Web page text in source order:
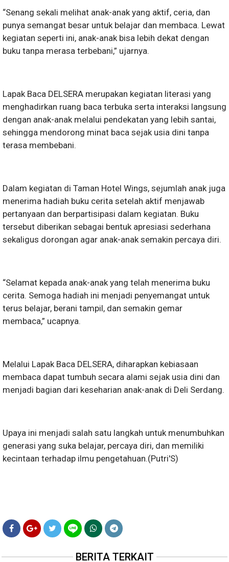
“Senang sekali melihat anak-anak yang aktif, ceria, dan
punya semangat besar untuk belajar dan membaca. Lewat
kegiatan seperti ini, anak-anak bisa lebih dekat dengan
buku tanpa merasa terbebani,” ujarnya.
Lapak Baca DELSERA merupakan kegiatan literasi yang
menghadirkan ruang baca terbuka serta interaksi langsung
dengan anak-anak melalui pendekatan yang lebih santai,
sehingga mendorong minat baca sejak usia dini tanpa
terasa membebani.
Dalam kegiatan di Taman Hotel Wings, sejumlah anak juga
menerima hadiah buku cerita setelah aktif menjawab
pertanyaan dan berpartisipasi dalam kegiatan. Buku
tersebut diberikan sebagai bentuk apresiasi sederhana
sekaligus dorongan agar anak-anak semakin percaya diri.
“Selamat kepada anak-anak yang telah menerima buku
cerita. Semoga hadiah ini menjadi penyemangat untuk
terus belajar, berani tampil, dan semakin gemar
membaca,” ucapnya.
Melalui Lapak Baca DELSERA, diharapkan kebiasaan
membaca dapat tumbuh secara alami sejak usia dini dan
menjadi bagian dari keseharian anak-anak di Deli Serdang.
Upaya ini menjadi salah satu langkah untuk menumbuhkan
generasi yang suka belajar, percaya diri, dan memiliki
kecintaan terhadap ilmu pengetahuan.(Putri'S)
BERITA TERKAIT